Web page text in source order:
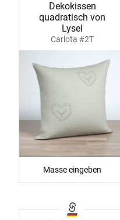
Dekokissen
quadratisch von
Lysel
Carlota #2T
Masse eingeben